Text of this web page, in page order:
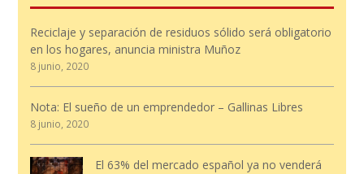
Reciclaje y separación de residuos sólido será obligatorio
en los hogares, anuncia ministra Muñoz
8 junio, 2020
Nota: El sueño de un emprendedor – Gallinas Libres
8 junio, 2020
El 63% del mercado español ya no venderá